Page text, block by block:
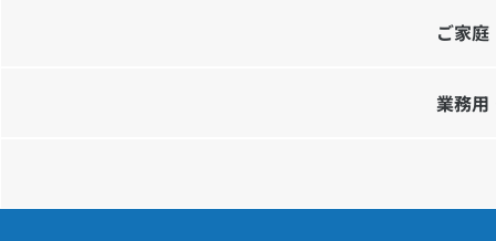
ご家
業務用